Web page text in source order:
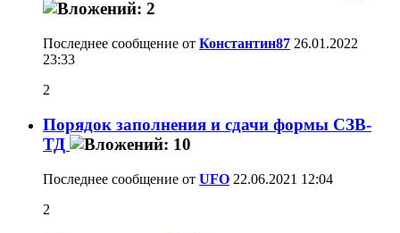
Последнее сообщение от Константин87 26.01.2022
23:33
2
Порядок заполнения и сдачи формы СЗВ-
ТД
Последнее сообщение от UFO 22.06.2021 12:04
2